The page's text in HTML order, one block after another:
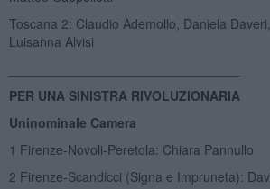
Toscana 2: Claudio Ademollo, Daniela
Luisanna Alvisi
PER UNA SINISTRA RIVOLUZIONARIA
Uninominale Camera
1 Firenze-Novoli-Peretola: Chiara Pannullo
2 Firenze-Scandicci (Signa e Impruneta):